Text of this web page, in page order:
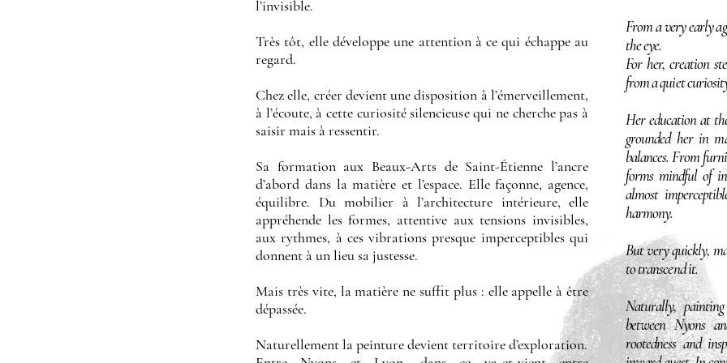
l’invisible.
Très tôt, elle développe une attention à ce qui échappe au
regard.
Chez elle, créer devient une disposition à l’émerveillement,
à l’écoute, à cette curiosité silencieuse qui ne cherche pas à
saisir mais à ressentir.
Sa formation aux Beaux-Arts de Saint-Étienne l’ancre
d’abord dans la matière et l’espace. Elle façonne, agence,
équilibre. Du mobilier à l’architecture intérieure, elle
appréhende les formes, attentive aux tensions invisibles,
aux rythmes, à ces vibrations presque imperceptibles qui
donnent à un lieu sa justesse.
Mais très vite, la matière ne suffit plus : elle appelle à être
dépassée.
Naturellement la peinture devient territoire d’exploration.
From a very early
the eye.
For her, creation
from a quiet
Her education at
grounded her in
balances. From
forms mindful of
almost
harmony.
But very quickly,
to transcend it.
Naturally,
between Nyons
rootedness and